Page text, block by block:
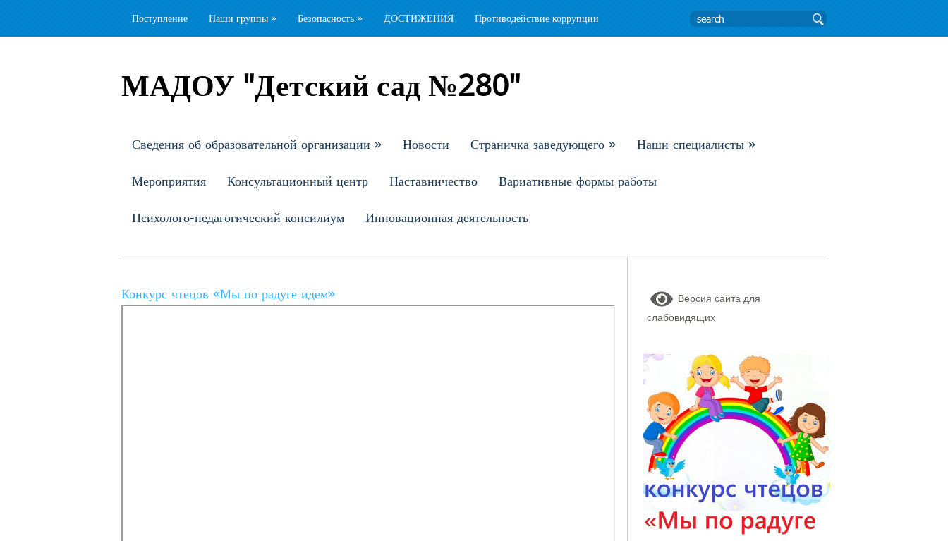
Поступление Наши группы » Безопасность » ДОСТИЖЕНИЯ Противодействие коррупции
МАДОУ "Детский сад №280"
Сведения об образовательной организации » Новости Страничка заведующего » Наши специалисты »
Мероприятия Консультационный центр Наставничество Вариативные формы работы
Психолого-педагогический консилиум Инновационная деятельность
Конкурс чтецов «Мы по радуге идем»
Версия сайта для
слабовидящих